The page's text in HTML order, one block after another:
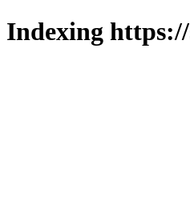
Indexing